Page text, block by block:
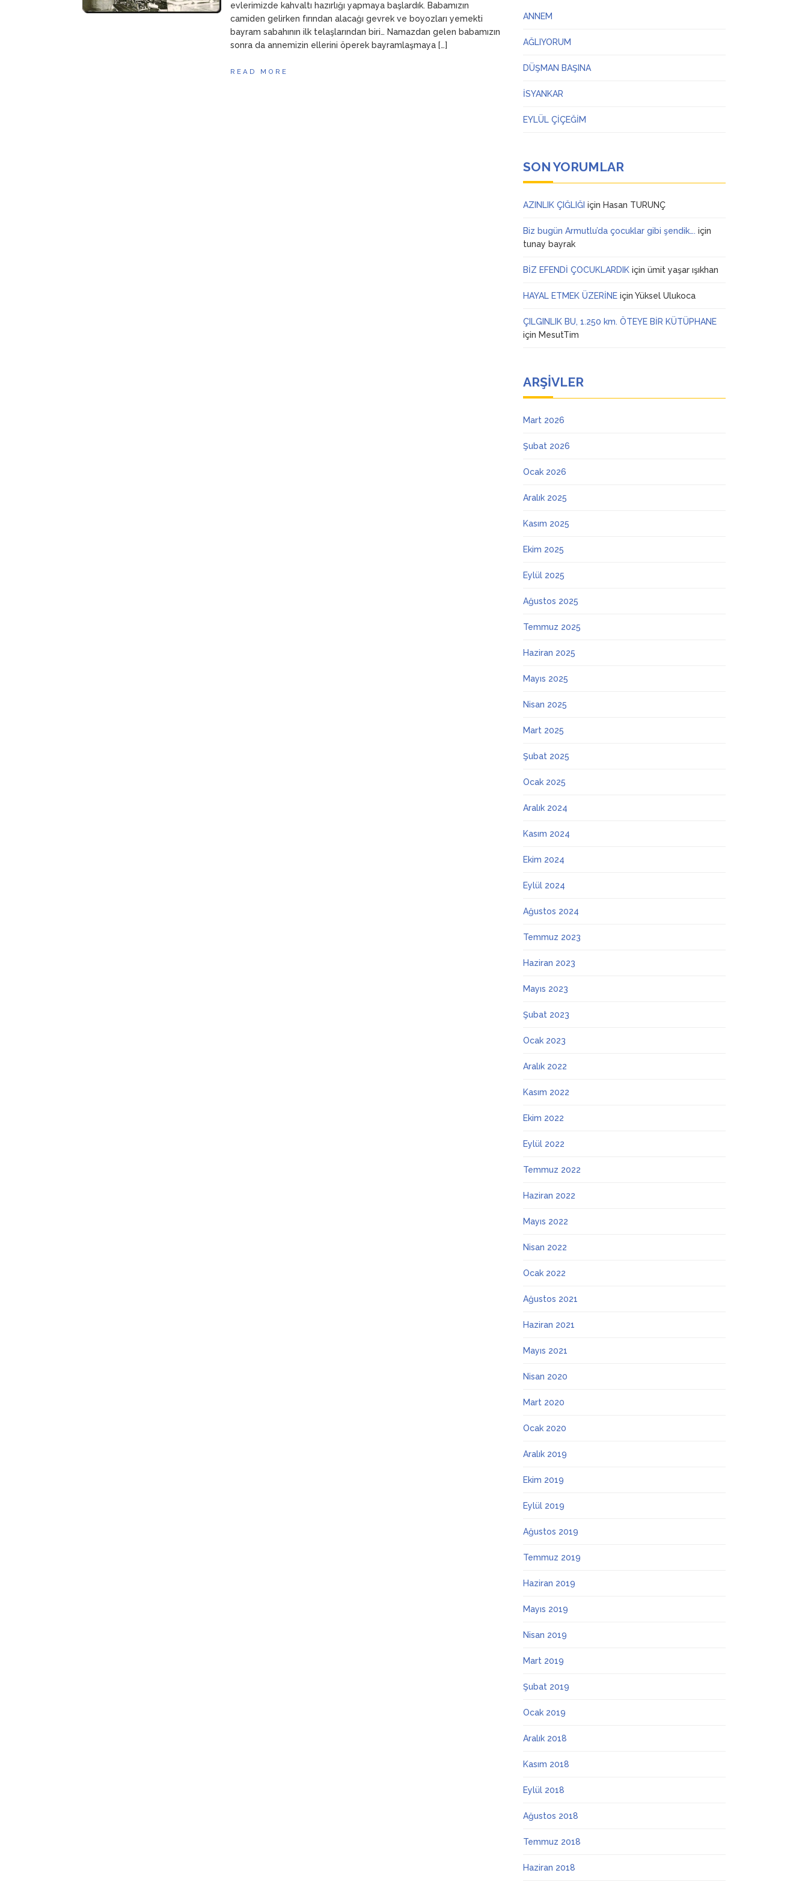
evlerimizde kahvaltı hazırlığı yapmaya başlardık. Babamızın
camiden gelirken fırından alacağı gevrek ve boyozları yemekti
bayram sabahının ilk telaşlarından biri… Namazdan gelen babamızın
sonra da annemizin ellerini öperek bayramlaşmaya […]
READ MORE
ANNEM
AĞLIYORUM
DÜŞMAN BAŞINA
İSYANKAR
EYLÜL ÇİÇEĞİM
SON YORUMLAR
AZINLIK ÇIĞLIĞI için Hasan TURUNÇ
Biz bugün Armutlu’da çocuklar gibi şendik…. için
tunay bayrak
BİZ EFENDİ ÇOCUKLARDIK içinümit yaşar ışıkhan
HAYAL ETMEK ÜZERİNE içinYüksel Ulukoca
ÇILGINLIK BU, 1.250 km. ÖTEYE BİR KÜTÜPHANE
için MesutTim
ARŞIVLER
Mart 2026
Şubat 2026
Ocak 2026
Aralık 2025
Kasım 2025
Ekim 2025
Eylül 2025
Ağustos 2025
Temmuz 2025
Haziran 2025
Mayıs 2025
Nisan 2025
Mart 2025
Şubat 2025
Ocak 2025
Aralık 2024
Kasım 2024
Ekim 2024
Eylül 2024
Ağustos 2024
Temmuz 2023
Haziran 2023
Mayıs 2023
Şubat 2023
Ocak 2023
Aralık 2022
Kasım 2022
Ekim 2022
Eylül 2022
Temmuz 2022
Haziran 2022
Mayıs 2022
Nisan 2022
Ocak 2022
Ağustos 2021
Haziran 2021
Mayıs 2021
Nisan 2020
Mart 2020
Ocak 2020
Aralık 2019
Ekim 2019
Eylül 2019
Ağustos 2019
Temmuz 2019
Haziran 2019
Mayıs 2019
Nisan 2019
Mart 2019
Şubat 2019
Ocak 2019
Aralık 2018
Kasım 2018
Eylül 2018
Ağustos 2018
Temmuz 2018
Haziran 2018